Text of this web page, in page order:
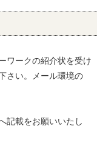
ワークの紹介状を受け
さい。メール環境の
記載をお願いいたし